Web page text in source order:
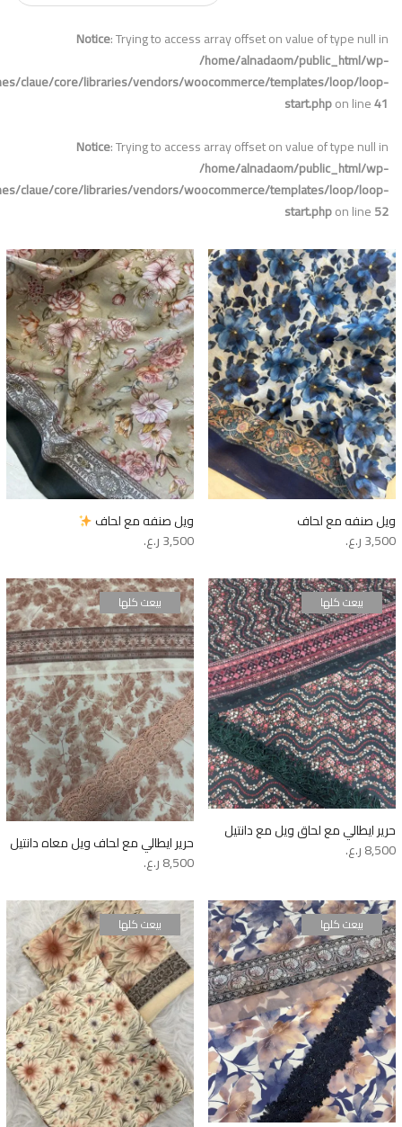
Notice: Trying to access array offset on value of type null in
/home/alnadaom/public_html/wp-
claue/core/libraries/vendors/woocommerce/templates/loop/loop-
start.phpon line41
Notice: Trying to access array offset on value of type null in
/home/alnadaom/public_html/wp-
claue/core/libraries/vendors/woocommerce/templates/loop/loop-
start.phpon line52
ويل صنفه مع لحاف
3,500ر.ع.
ويل صنفه مع لحاف
3,500ر.ع.
بيعت كلها
حرير ايطالي مع لحاق ويل مع دانتيل
8,500ر.ع.
بيعت كلها
حرير ايطالي مع لحاف ويل معاه دانتيل
8,500ر.ع.
بيعت كلها بيعت كلها